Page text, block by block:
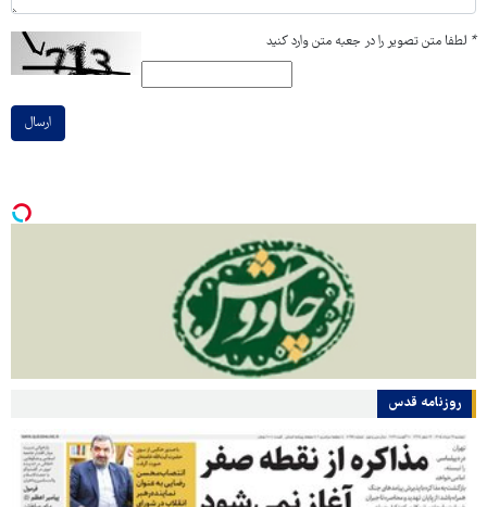
* لطفا متن تصویر را در جعبه متن وارد کنید
ارسال
روزنامه قدس